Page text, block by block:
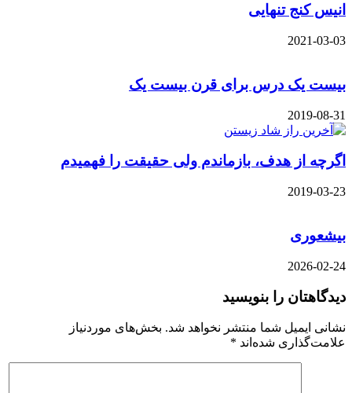
انیس کنج تنهایی
2021-03-03
بیست یک درس برای قرن بیست یک
2019-08-31
اگرچه از هدف، بازماندم ولی حقیقت را فهمیدم
2019-03-23
بیشعوری
2026-02-24
دیدگاهتان را بنویسید
نشانی ایمیل شما منتشر نخواهد شد. بخش‌های موردنیاز
علامت‌گذاری شده‌اند *